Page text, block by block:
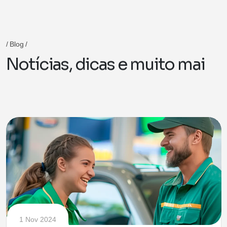
Blog
Notícias, dicas e muito mai
1 Nov 2024